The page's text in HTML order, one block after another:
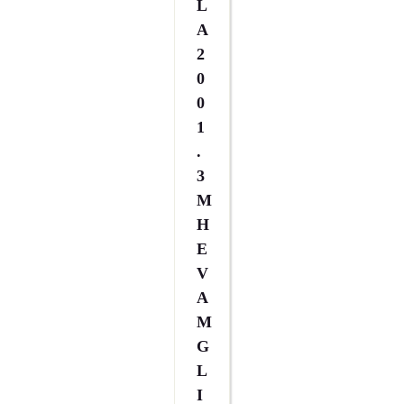
L
A
2
0
0
1
.
3
M
H
E
V
A
M
G
L
I